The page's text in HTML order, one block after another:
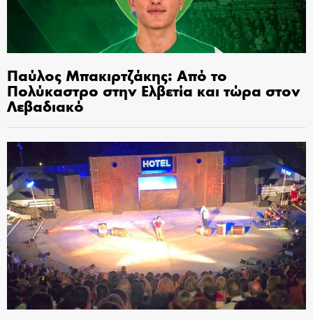
Παύλος Μπακιρτζάκης: Από το
Πολύκαστρο στην Ελβετία και τώρα στον
Λεβαδιακό